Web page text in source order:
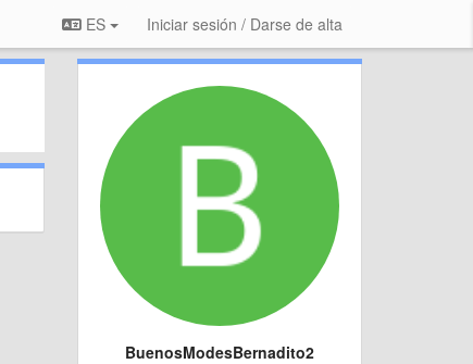
ES Iniciar sesión / Darse de alta
BuenosModesBernadito2